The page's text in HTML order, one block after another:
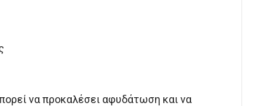
να προκαλέσει αφυδάτωση και να